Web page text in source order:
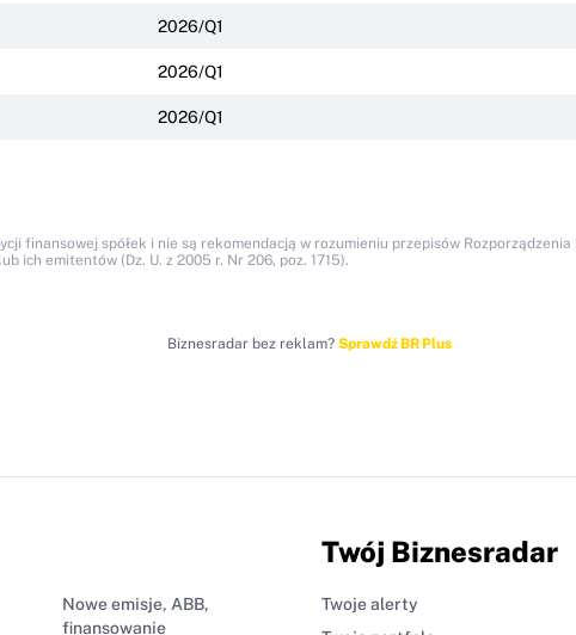
2026/Q1
2026/Q1
2026/Q1
finansowej spółek i nie są rekomendacją w rozumieniu przepisów
ich emitentów (Dz. U. z 2005 r. Nr 206, poz. 1715).
Biznesradar bez reklam? Sprawdź BR Plus
Nowe emisje, ABB,
finansowanie
Twój Biznesradar
Twoje alerty